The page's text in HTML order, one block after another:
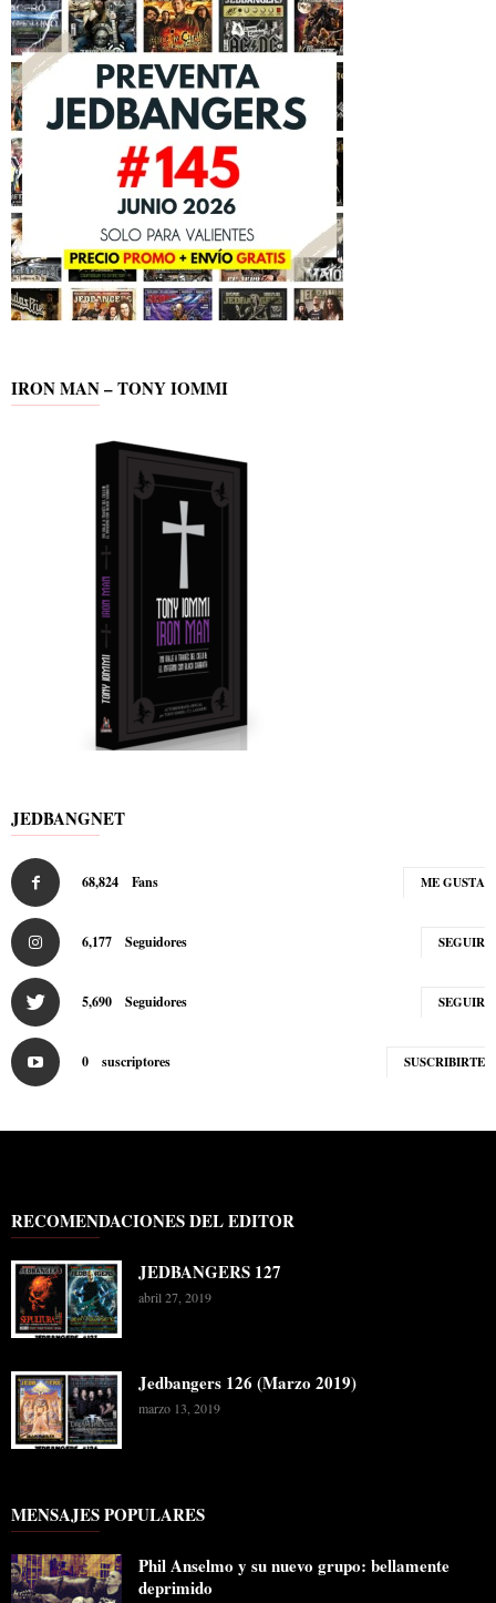
IRON MAN – TONY IOMMI
JEDBANGNET
68,824 Fans ME GUSTA
6,177 Seguidores SEGUIR
5,690 Seguidores SEGUIR
0 suscriptores SUSCRIBIRTE
RECOMENDACIONES DEL EDITOR
JEDBANGERS 127
abril 27, 2019
Jedbangers 126 (Marzo 2019)
marzo 13, 2019
MENSAJES POPULARES
Phil Anselmo y su nuevo grupo: bellamente
deprimido